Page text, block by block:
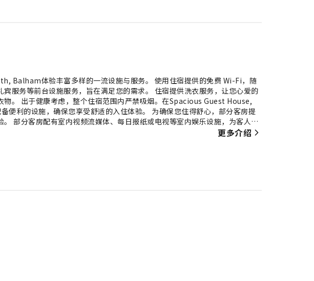
Balham体验丰富多样的一流设施与服务。 使用住宿提供的免费 Wi-Fi，随
服务等前台设施服务，旨在满足您的需求。 住宿提供洗衣服务，让您心爱的
物。 出于健康考虑，整个住宿范围内严禁吸烟。在Spacious Guest House,
利的设施，确保您享受舒适的入住体验。 为确保您住得舒心，部分客房提
部分客房配有室内视频流媒体、每日报纸或电视等室内娱乐设施，为客人提
中，您可以找到冲泡咖啡或茶的器具。使用部分客房卫生间提供的浴袍、毛巾
更多介绍